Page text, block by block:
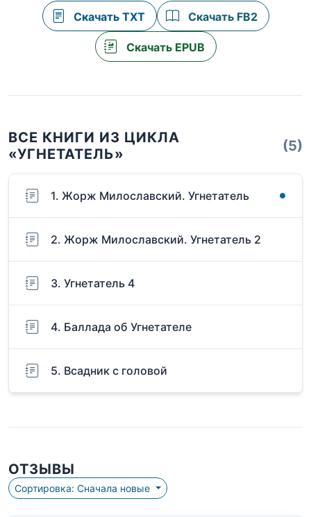
Скачать TXT Скачать FB2
Скачать EPUB
ВСЕ КНИГИ ИЗ ЦИКЛА
«УГНЕТАТЕЛЬ»
(5)
1. Жорж Милославский. Угнетатель
2. Жорж Милославский. Угнетатель 2
3. Угнетатель 4
4. Баллада об Угнетателе
5. Всадник с головой
ОТЗЫВЫ
Сортировка: Сначала новые